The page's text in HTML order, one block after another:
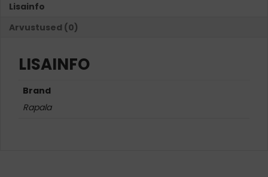
1.2m
kogus
Lisainfo
Arvustused (0)
LISAINFO
Brand
Rapala